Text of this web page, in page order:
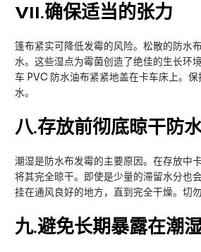
VII.确保适当的张力
篷布紧实可降低发霉的风险。松散的防水
水。这些湿点为霉菌创造了绝佳的生长环
车 PVC 防水油布紧紧地盖在卡车床上。
水。
八.存放前彻底晾干防
潮湿是防水布发霉的主要原因。在存放中
将其完全晾干。即使是少量的滞留水分也
挂在通风良好的地方，直到完全干燥。切
九.避免长期暴露在潮